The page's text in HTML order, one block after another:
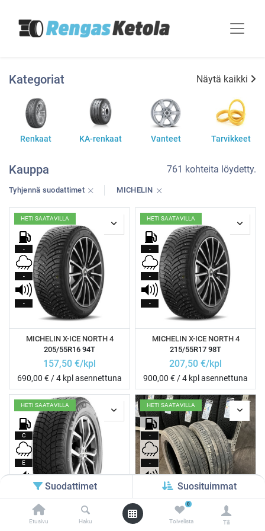
Suodattimet Suosituimmat
Etusivu Haku
0
Toivelista Tili
Kategoriat Näytä kaikki
Renkaat KA-renkaat Vanteet Tarvikkeet
Kauppa 761 kohteita löydetty.
Tyhjennä suodattimet MICHELIN
HETI SAATAVILLA
-
-
-
MICHELIN X-ICE NORTH 4
205/55R16 94T
157,50 €/kpl
690,00 € / 4 kpl asennettuna
HETI SAATAVILLA
-
-
-
MICHELIN X-ICE NORTH 4
215/55R17 98T
207,50 €/kpl
900,00 € / 4 kpl asennettuna
HETI SAATAVILLA
C
E
MICHELIN X-ICE SNOW XL
HETI SAATAVILLA
-
-
MICHELIN PRIMACY 3 DOT1319